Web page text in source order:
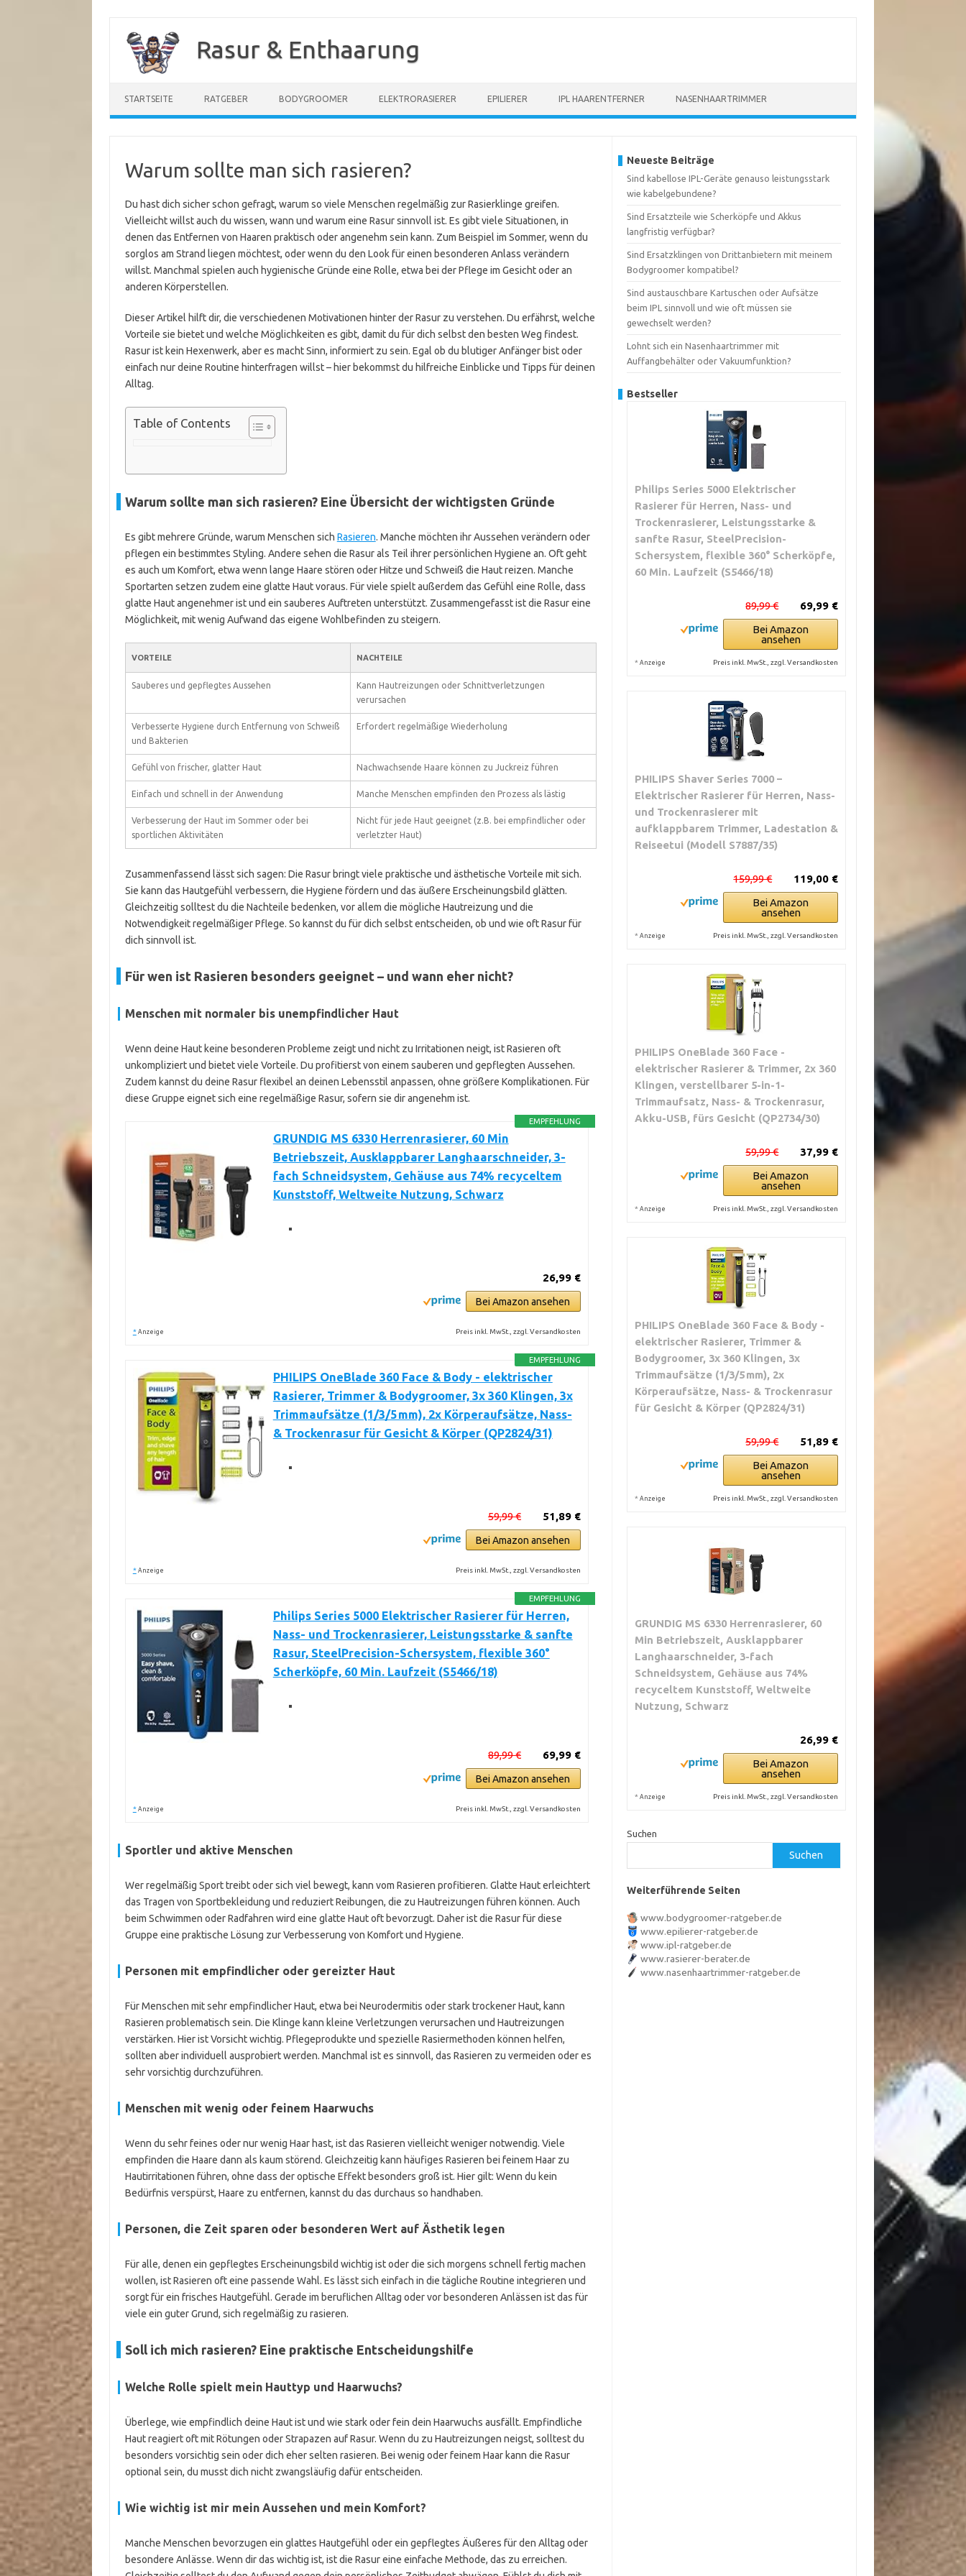
Inhalt
springen
Rasur & Enthaarung
STARTSEITE RATGEBER BODYGROOMER ELEKTRORASIERER EPILIERER IPL HAARENTFERNER NASENHAARTRIMMER
Warum sollte man sich rasieren?
Du hast dich sicher schon gefragt, warum so viele Menschen regelmäßig zur Rasierklinge greifen.
Vielleicht willst auch du wissen, wann und warum eine Rasur sinnvoll ist. Es gibt viele Situationen, in
denen das Entfernen von Haaren praktisch oder angenehm sein kann. Zum Beispiel im Sommer, wenn du
sorglos am Strand liegen möchtest, oder wenn du den Look für einen besonderen Anlass verändern
willst. Manchmal spielen auch hygienische Gründe eine Rolle, etwa bei der Pflege im Gesicht oder an
anderen Körperstellen.
Dieser Artikel hilft dir, die verschiedenen Motivationen hinter der Rasur zu verstehen. Du erfährst, welche
Vorteile sie bietet und welche Möglichkeiten es gibt, damit du für dich selbst den besten Weg findest.
Rasur ist kein Hexenwerk, aber es macht Sinn, informiert zu sein. Egal ob du blutiger Anfänger bist oder
einfach nur deine Routine hinterfragen willst – hier bekommst du hilfreiche Einblicke und Tipps für deinen
Alltag.
Table of Contents
Warum sollte man sich rasieren? Eine Übersicht der wichtigsten Gründe
Es gibt mehrere Gründe, warum Menschen sich Rasieren. Manche möchten ihr Aussehen verändern oder
pflegen ein bestimmtes Styling. Andere sehen die Rasur als Teil ihrer persönlichen Hygiene an. Oft geht
es auch um Komfort, etwa wenn lange Haare stören oder Hitze und Schweiß die Haut reizen. Manche
Sportarten setzen zudem eine glatte Haut voraus. Für viele spielt außerdem das Gefühl eine Rolle, dass
glatte Haut angenehmer ist und ein sauberes Auftreten unterstützt. Zusammengefasst ist die Rasur eine
Möglichkeit, mit wenig Aufwand das eigene Wohlbefinden zu steigern.
VORTEILE NACHTEILE
Sauberes und gepflegtes Aussehen
Kann Hautreizungen oder Schnittverletzungen
verursachen
Verbesserte Hygiene durch Entfernung von Schweiß
und Bakterien
Erfordert regelmäßige Wiederholung
Gefühl von frischer, glatter Haut Nachwachsende Haare können zu Juckreiz führen
Einfach und schnell in der Anwendung Manche Menschen empfinden den Prozess als lästig
Verbesserung der Haut im Sommer oder bei
sportlichen Aktivitäten
Nicht für jede Haut geeignet (z.B. bei empfindlicher oder
verletzter Haut)
Zusammenfassend lässt sich sagen: Die Rasur bringt viele praktische und ästhetische Vorteile mit sich.
Sie kann das Hautgefühl verbessern, die Hygiene fördern und das äußere Erscheinungsbild glätten.
Gleichzeitig solltest du die Nachteile bedenken, vor allem die mögliche Hautreizung und die
Notwendigkeit regelmäßiger Pflege. So kannst du für dich selbst entscheiden, ob und wie oft Rasur für
dich sinnvoll ist.
Für wen ist Rasieren besonders geeignet – und wann eher nicht?
Menschen mit normaler bis unempfindlicher Haut
Wenn deine Haut keine besonderen Probleme zeigt und nicht zu Irritationen neigt, ist Rasieren oft
unkompliziert und bietet viele Vorteile. Du profitierst von einem sauberen und gepflegten Aussehen.
Zudem kannst du deine Rasur flexibel an deinen Lebensstil anpassen, ohne größere Komplikationen. Für
diese Gruppe eignet sich eine regelmäßige Rasur, sofern sie dir angenehm ist.
EMPFEHLUNG
GRUNDIG MS 6330 Herrenrasierer, 60 Min
Betriebszeit, Ausklappbarer Langhaarschneider, 3-
fach Schneidsystem, Gehäuse aus 74% recyceltem
Kunststoff, Weltweite Nutzung, Schwarz
26,99 €
Bei Amazon ansehen
* Anzeige Preis inkl. MwSt., zzgl. Versandkosten
EMPFEHLUNG
PHILIPS OneBlade 360 Face & Body - elektrischer
Rasierer, Trimmer & Bodygroomer, 3x 360 Klingen, 3x
Trimmaufsätze (1/3/5 mm), 2x Körperaufsätze, Nass-
& Trockenrasur für Gesicht & Körper (QP2824/31)
51,89 €
59,99 €
Bei Amazon ansehen
* Anzeige Preis inkl. MwSt., zzgl. Versandkosten
EMPFEHLUNG
Philips Series 5000 Elektrischer Rasierer für Herren,
Nass- und Trockenrasierer, Leistungsstarke & sanfte
Rasur, SteelPrecision-Schersystem, flexible 360°
Scherköpfe, 60 Min. Laufzeit (S5466/18)
69,99 €
89,99 €
Bei Amazon ansehen
* Anzeige Preis inkl. MwSt., zzgl. Versandkosten
Sportler und aktive Menschen
Wer regelmäßig Sport treibt oder sich viel bewegt, kann vom Rasieren profitieren. Glatte Haut erleichtert
das Tragen von Sportbekleidung und reduziert Reibungen, die zu Hautreizungen führen können. Auch
beim Schwimmen oder Radfahren wird eine glatte Haut oft bevorzugt. Daher ist die Rasur für diese
Gruppe eine praktische Lösung zur Verbesserung von Komfort und Hygiene.
Personen mit empfindlicher oder gereizter Haut
Für Menschen mit sehr empfindlicher Haut, etwa bei Neurodermitis oder stark trockener Haut, kann
Rasieren problematisch sein. Die Klinge kann kleine Verletzungen verursachen und Hautreizungen
verstärken. Hier ist Vorsicht wichtig. Pflegeprodukte und spezielle Rasiermethoden können helfen,
sollten aber individuell ausprobiert werden. Manchmal ist es sinnvoll, das Rasieren zu vermeiden oder es
sehr vorsichtig durchzuführen.
Menschen mit wenig oder feinem Haarwuchs
Wenn du sehr feines oder nur wenig Haar hast, ist das Rasieren vielleicht weniger notwendig. Viele
empfinden die Haare dann als kaum störend. Gleichzeitig kann häufiges Rasieren bei feinem Haar zu
Hautirritationen führen, ohne dass der optische Effekt besonders groß ist. Hier gilt: Wenn du kein
Bedürfnis verspürst, Haare zu entfernen, kannst du das durchaus so handhaben.
Personen, die Zeit sparen oder besonderen Wert auf Ästhetik legen
Für alle, denen ein gepflegtes Erscheinungsbild wichtig ist oder die sich morgens schnell fertig machen
wollen, ist Rasieren oft eine passende Wahl. Es lässt sich einfach in die tägliche Routine integrieren und
sorgt für ein frisches Hautgefühl. Gerade im beruflichen Alltag oder vor besonderen Anlässen ist das für
viele ein guter Grund, sich regelmäßig zu rasieren.
Soll ich mich rasieren? Eine praktische Entscheidungshilfe
Welche Rolle spielt mein Hauttyp und Haarwuchs?
Überlege, wie empfindlich deine Haut ist und wie stark oder fein dein Haarwuchs ausfällt. Empfindliche
Haut reagiert oft mit Rötungen oder Strapazen auf Rasur. Wenn du zu Hautreizungen neigst, solltest du
besonders vorsichtig sein oder dich eher selten rasieren. Bei wenig oder feinem Haar kann die Rasur
optional sein, du musst dich nicht zwangsläufig dafür entscheiden.
Wie wichtig ist mir mein Aussehen und mein Komfort?
Manche Menschen bevorzugen ein glattes Hautgefühl oder ein gepflegtes Äußeres für den Alltag oder
besondere Anlässe. Wenn dir das wichtig ist, ist die Rasur eine einfache Methode, das zu erreichen.
Neueste Beiträge
Sind kabellose IPL-Geräte genauso leistungsstark
wie kabelgebundene?
Sind Ersatzteile wie Scherköpfe und Akkus
langfristig verfügbar?
Sind Ersatzklingen von Drittanbietern mit meinem
Bodygroomer kompatibel?
Sind austauschbare Kartuschen oder Aufsätze
beim IPL sinnvoll und wie oft müssen sie
gewechselt werden?
Lohnt sich ein Nasenhaartrimmer mit
Auffangbehälter oder Vakuumfunktion?
Bestseller
Philips Series 5000 Elektrischer
Rasierer für Herren, Nass- und
Trockenrasierer, Leistungsstarke &
sanfte Rasur, SteelPrecision-
Schersystem, flexible 360° Scherköpfe,
60 Min. Laufzeit (S5466/18)
69,99 €
89,99 €
Bei Amazon
ansehen
* Anzeige Preis inkl. MwSt., zzgl. Versandkosten
PHILIPS Shaver Series 7000 –
Elektrischer Rasierer für Herren, Nass-
und Trockenrasierer mit
aufklappbarem Trimmer, Ladestation &
Reiseetui (Modell S7887/35)
119,00 €
159,99 €
Bei Amazon
ansehen
* Anzeige Preis inkl. MwSt., zzgl. Versandkosten
PHILIPS OneBlade 360 Face -
elektrischer Rasierer & Trimmer, 2x 360
Klingen, verstellbarer 5-in-1-
Trimmaufsatz, Nass- & Trockenrasur,
Akku-USB, fürs Gesicht (QP2734/30)
37,99 €
59,99 €
Bei Amazon
ansehen
* Anzeige Preis inkl. MwSt., zzgl. Versandkosten
PHILIPS OneBlade 360 Face & Body -
elektrischer Rasierer, Trimmer &
Bodygroomer, 3x 360 Klingen, 3x
Trimmaufsätze (1/3/5 mm), 2x
Körperaufsätze, Nass- & Trockenrasur
für Gesicht & Körper (QP2824/31)
51,89 €
59,99 €
Bei Amazon
ansehen
* Anzeige Preis inkl. MwSt., zzgl. Versandkosten
GRUNDIG MS 6330 Herrenrasierer, 60
Min Betriebszeit, Ausklappbarer
Langhaarschneider, 3-fach
Schneidsystem, Gehäuse aus 74%
recyceltem Kunststoff, Weltweite
Nutzung, Schwarz
26,99 €
Bei Amazon
ansehen
* Anzeige Preis inkl. MwSt., zzgl. Versandkosten
Suchen
Suchen
Weiterführende Seiten
www.bodygroomer-ratgeber.de
www.epilierer-ratgeber.de
www.ipl-ratgeber.de
www.rasierer-berater.de
www.nasenhaartrimmer-ratgeber.de